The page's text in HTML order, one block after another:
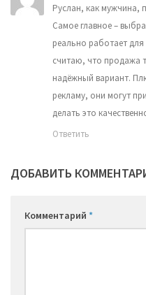
Руслан, как мужчина,
Самое главное –
реально работает
считаю, что продажа
надёжный вариант.
рекламу, они могут
делать это
Ответить
ДОБАВИТЬ
Комментарий *